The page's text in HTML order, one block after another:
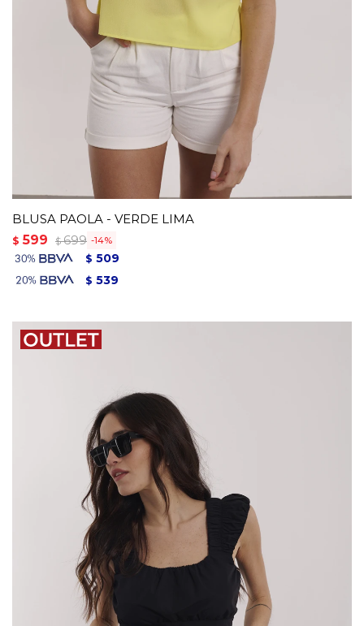
BLUSA PAOLA - VERDE LIMA
$ 599 $ 699 14
$ 509
$ 539